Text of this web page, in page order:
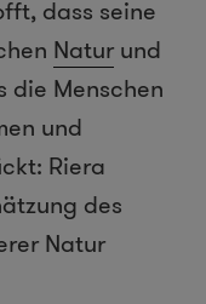
dass seine
Natur und
die Menschen
und
Riera
des
Natur